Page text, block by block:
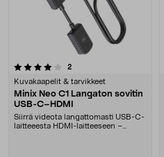
2arvostelut
Kuvakaapelit & tarvikkeet
Minix Neo C1 Langaton sovitin
USB-C–HDMI
Siirrä videota langattomasti USB-C-
laitteeesta HDMI-laitteeseen –
4.5 viidestä tähdestä